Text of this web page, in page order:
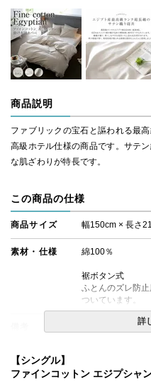
商品説明
ファブリックの宝石と謳われる最
高級ホテル仕様の商品です。サテ
な肌ざわりが特長です。
この商品の仕様
商品サイズ 幅150cm × 長さ
素材・仕様 綿100％
裾ボタン式
ふとんのズレ防
ついています。
・配達日指定ＯＫ
詳
【シングル】
ファインコットン エジプシャ